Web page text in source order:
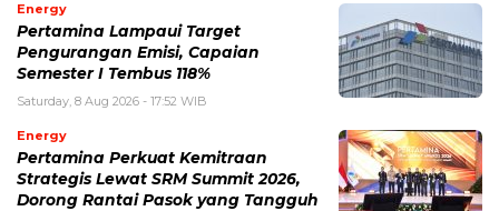
Energy
Pertamina Lampaui Target
Pengurangan Emisi, Capaian
Semester I Tembus 118%
Saturday, 8 Aug 2026 - 17:52 WIB
Energy
Pertamina Perkuat Kemitraan
Strategis Lewat SRM Summit 2026,
Dorong Rantai Pasok yang Tangguh